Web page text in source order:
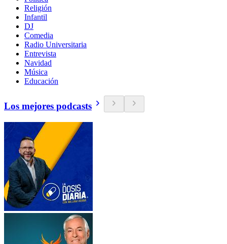
Religión
Infantil
DJ
Comedia
Radio Universitaria
Entrevista
Navidad
Música
Educación
Los mejores podcasts